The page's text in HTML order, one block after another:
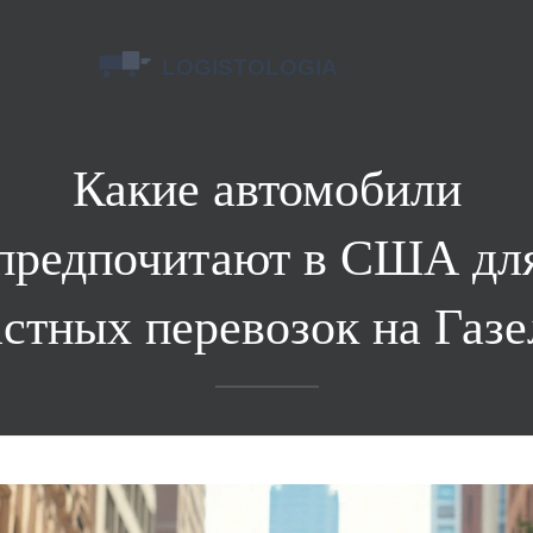
Какие автомобили
в США
перевозок на